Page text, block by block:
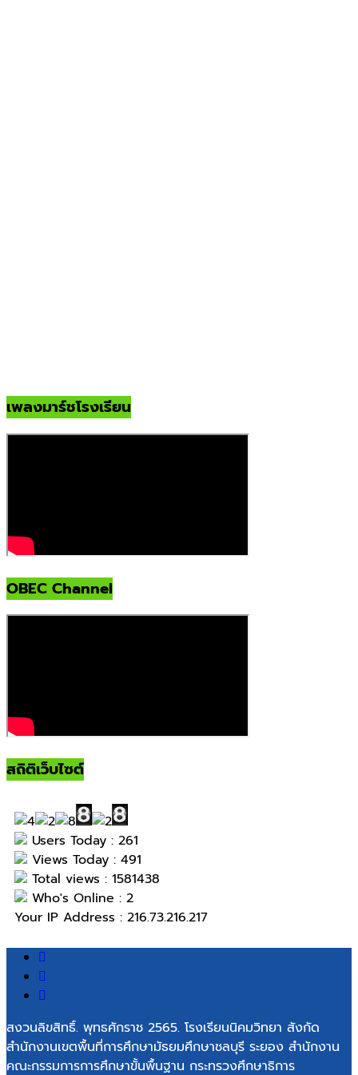
เพลงมาร์ชโรงเรียน
OBEC Channel
สถิติเว็บไซต์
Users Today : 261
Views Today : 491
Total views : 1581438
Who's Online : 2
Your IP Address : 216.73.216.217
สงวนลิขสิทธิ์. พุทธศักราช 2565. โรงเรียนนิคมวิทยา สังกัด
สำนักงานเขตพื้นที่การศึกษามัธยมศึกษาชลบุรี ระยอง สำนักงาน
คณะกรรมการการศึกษาขั้นพื้นฐาน กระทรวงศึกษาธิการ